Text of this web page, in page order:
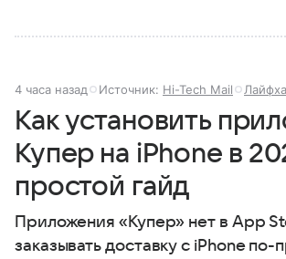
4 часа назад Источник: Hi-Tech Mail
Как установить
Купер на iPhone в
простой гайд
Приложения «Купер» нет в App
заказывать доставку с iPhone